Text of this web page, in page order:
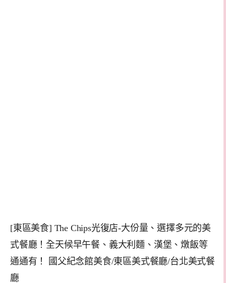
[東區美食] The Chips光復店-大份量、選擇多元的美
式餐廳！全天候早午餐、義大利麵、漢堡、燉飯等
通通有！ 國父紀念館美食/東區美式餐廳/台北美式餐
廳